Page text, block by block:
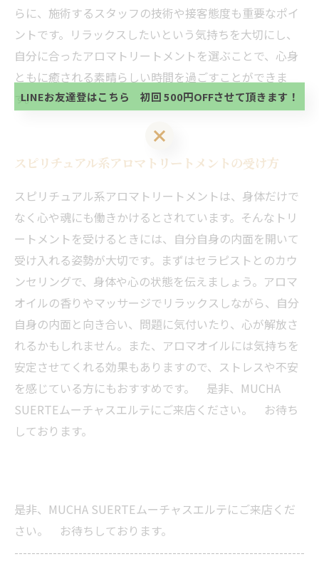
らに、施術するスタッフの技術や接客態度も重要なポイ
ントです。リラックスしたいという気持ちを大切にし、
自分に合ったアロマトリートメントを選ぶことで、心身
ともに癒される素晴らしい時間を過ごすことができま
す。
スピリチュアル系アロマトリートメントの受け方
スピリチュアル系アロマトリートメントは、身体だけで
なく心や魂にも働きかけるとされています。そんなトリ
ートメントを受けるときには、自分自身の内面を開いて
受け入れる姿勢が大切です。まずはセラピストとのカウ
ンセリングで、身体や心の状態を伝えましょう。アロマ
オイルの香りやマッサージでリラックスしながら、自分
自身の内面と向き合い、問題に気付いたり、心が解放さ
れるかもしれません。また、アロマオイルには気持ちを
安定させてくれる効果もありますので、ストレスや不安
を感じている方にもおすすめです。 是非、MUCHA
SUERTEムーチャスエルテにご来店ください。 お待ち
しております。
是非、MUCHA SUERTEムーチャスエルテにご来店くだ
さい。 お待ちしております。
--------------------------------------------------------------------
当サロンの公式LINE@にお友達登録頂いたお客様は
初回 500円OFFさせて頂きます。 既に 追加済の
方、不必要な方 お手数ですが、✖印でお閉じ下さ
い。
LINEお友達登はこちら 初回 500円OFFさせて頂きます！
当サロンの公式LINE@にお友達登録頂いたお客様は
初回 500円OFFさせて頂きます。 既に 追加済の
方、不必要な方 お手数ですが、✖印でお閉じ下さ
い。
LINEお友達登はこちら 初回 500円OFFさせて頂きます！